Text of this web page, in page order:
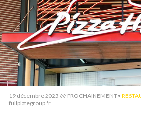
C.C. CARREFOUR IROISE
ESPACE
19 décembre 2025 //// PROCHAINEMENT •
fullplategroup.fr